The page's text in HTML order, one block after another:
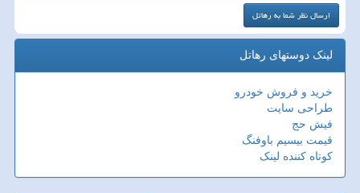
لینک دوستهای رهاتل
خرید و فروش خودرو
طراحی سایت
فیش حج
قیمت بیسیم باوفنگ
کوتاه کننده لینک